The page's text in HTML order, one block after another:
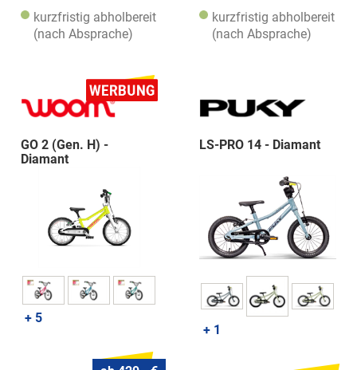
kurzfristig abholbereit
(nach Absprache)
kurzfristig abholbereit
(nach Absprache)
GO 2 (Gen. H) -
Diamant
+ 5
LS-PRO 14 - Diamant
+ 1